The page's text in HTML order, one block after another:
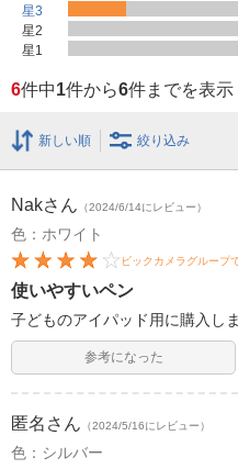
星3
星2
星1
6件中1件から6件までを表示
新しい順 絞り込み
Nakさん （2024/6/14にレビュー）
色：ホワイト
ビックカメラグループ
使いやすいペン
子どものアイパッド用に購入し
参考になった
匿名 さん （2024/5/16にレビュー）
色：シルバー